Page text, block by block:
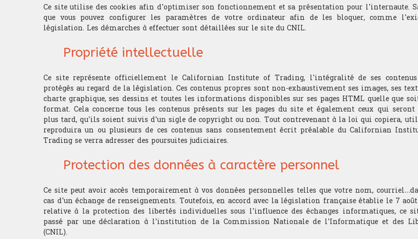
Ce site utilise des cookies afin d’optimiser son fonctionnement et sa présentation pour l’internaute.
que vous pouvez configurer les paramètres de votre ordinateur afin de les bloquer, comme
législation. Les démarches à effectuer sont détaillées sur le site du CNIL.
Propriété intellectuelle
Ce site représente officiellement le Californian Institute of Trading, l’intégralité de ses
protégés au regard de la législation. Ces contenus propres sont non-exhaustivement ses images, ses
charte graphique, ses dessins et toutes les informations disponibles sur ses pages HTML quelle que
format. Cela concerne tous les contenus présents sur les pages du site et également ceux qui seront
plus tard, qu’ils soient suivis d’un sigle de copyright ou non. Tout contrevenant à la loi qui copiera,
reproduira un ou plusieurs de ces contenus sans consentement écrit préalable du Californian
Trading se verra adresser des poursuites judiciaires.
Protection des données à caractère personnel
Ce site peut avoir accès temporairement à vos données personnelles telles que votre nom,
cas d’un échange de renseignements. Toutefois, en accord avec la législation française établie le 7
relative à la protection des libertés individuelles sous l’influence des échanges informatiques, ce
passé par une déclaration à l’institution de la Commission Nationale de l’Informatique et des
(CNIL).